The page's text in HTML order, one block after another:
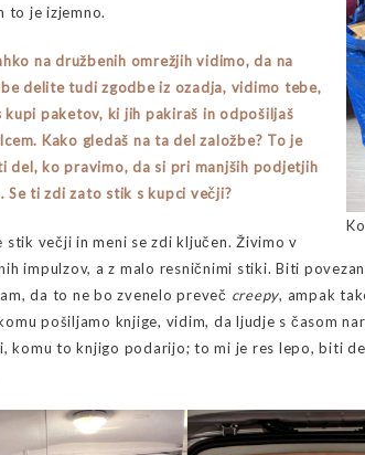
to je izjemno.
na družbenih omrežjih vidimo, da na
delite tudi zgodbe iz ozadja, vidimo tebe,
kupi paketov, ki jih pakiraš in odpošiljaš
Kako gledaš na ta del založbe? To je
del, ko pravimo, da si pri manjših podjetjih
Se ti zdi zato stik s kupci večji?
stik večji in meni se zdi ključen. Živimo v
impulzov, a z malo resničnimi stiki. Biti
da to ne bo zvenelo preveč creepy, ampak
pošiljamo knjige, vidim, da ljudje s časom
komu to knjigo podarijo; to mi je res lepo, biti